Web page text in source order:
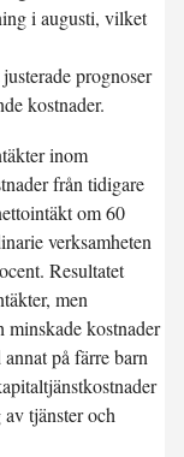
i augusti, vilket
prognoser
kostnader.
inom
från tidigare
om 60
verksamheten
Resultatet
men
minskade kostnader
på färre barn
tjänster och